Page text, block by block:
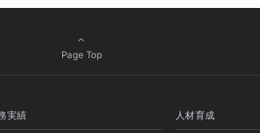
を使用して個人情報を取得する場合があります。
個人情報の安全管理のために必要かつ適切な措
Page Top
実績 人材育成